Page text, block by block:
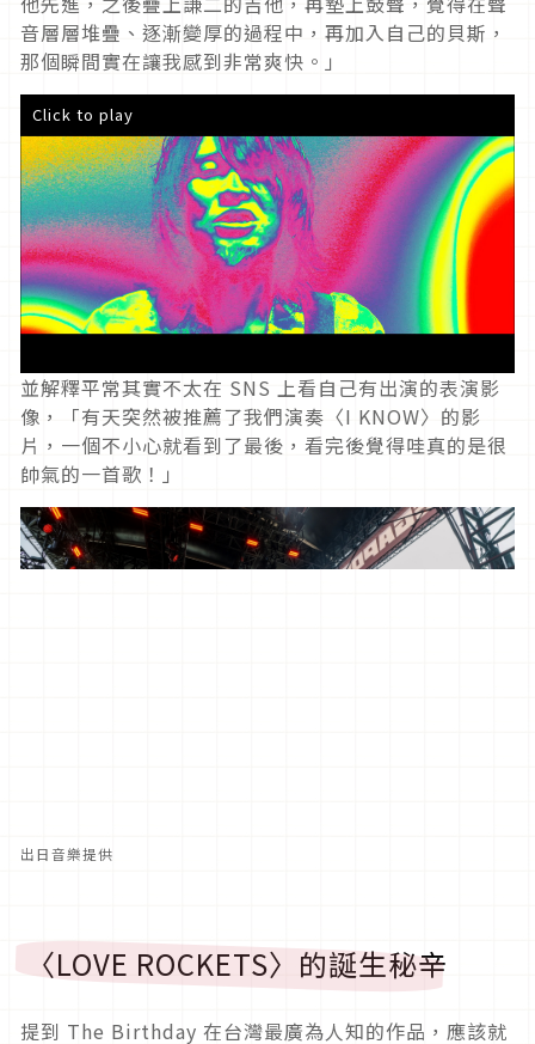
音層層堆疊、逐漸變厚的過程中，再加入自己的貝斯，
那個瞬間實在讓我感到非常爽快。」
Click to play
並解釋平常其實不太在 SNS 上看自己有出演的表演影
像，「有天突然被推薦了我們演奏〈I KNOW〉的影
片，一個不小心就看到了最後，看完後覺得哇真的是很
帥氣的一首歌！」
出日音樂提供
〈LOVE ROCKETS〉的誕生秘辛
提到 The Birthday 在台灣最廣為人知的作品，應該就